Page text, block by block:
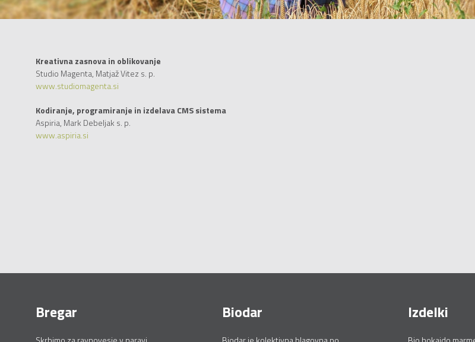
Kreativna zasnova in oblikovanje
Studio Magenta, Matjaž Vitez s. p.
www.studiomagenta.si
Kodiranje, programiranje in izdelava CMS sistema
Aspiria, Mark Debeljak s. p.
www.aspiria.si
Bregar Biodar Izdelki